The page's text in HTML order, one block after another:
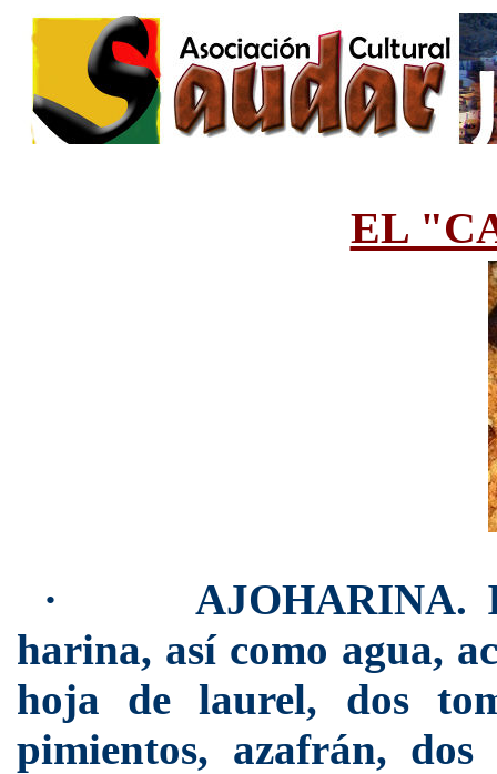
EL
·
AJOHARINA.
harina, así como agua,
hoja de laurel, dos
pimientos, azafrán,